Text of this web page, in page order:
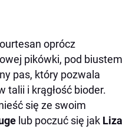
oprócz
pikówki, pod biustem
pas, który pozwala
talii i krągłość bioder.
się ze swoim
lub poczuć się jak Liza